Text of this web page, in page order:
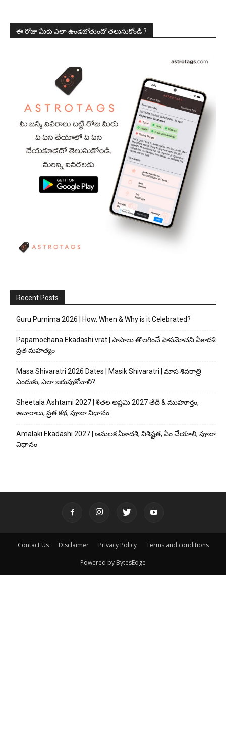
ఈ రోజు మీకు ఎలా ఉండబోతుందో తెలుసుకోండి ?
Recent Posts
Guru Purnima 2026 | How, When & Why is it Celebrated?
Papamochana Ekadashi vrat | పాపాలు తొలగించే పాపమోచని ఏకాదశి
వ్రత మహత్యం
Masa Shivaratri 2026 Dates | Masik Shivaratri | మాస శివరాత్రి
ఎందుకు, ఎలా జరుపుకోవాలి?
Sheetala Ashtami 2027 | శీతల అష్టమి 2027 తేదీ & ముహూర్తం,
ఆచారాలు, వ్రత కథ, పూజా విధానం
Amalaki Ekadashi 2027 | అమలక ఏకాదశి, విశిష్టత, ఏం చేయాలి, పూజా
విధానం
Contact Us Disclaimer Privacy Policy Terms and conditions
Powered by BytesEdge